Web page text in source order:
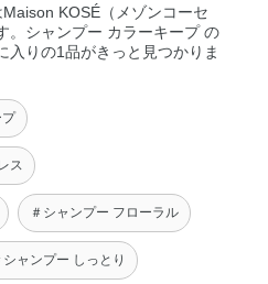
KOSÉ（メゾンコーセ
。シャンプー カラーキープ の
入りの1品がきっと見つかりま
プ
ス
＃シャンプー フローラル
シャンプー しっとり